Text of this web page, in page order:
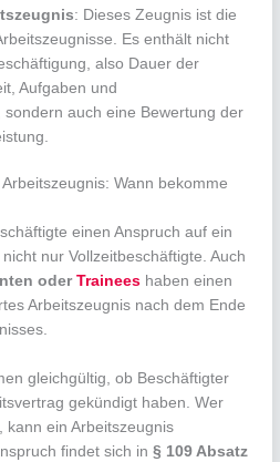
: Dieses Zeugnis ist die
Es enthält nicht
also Dauer der
Aufgaben und
sondern auch eine Bewertung der
Wann bekomme
einen Anspruch auf ein
nur Vollzeitbeschäftigte. Auch
oderTrainees haben einen
Arbeitszeugnis nach dem Ende
gleichgültig, ob Beschäftigter
gekündigt haben. Wer
kann ein Arbeitszeugnis
findet sich in§ 109 Absatz